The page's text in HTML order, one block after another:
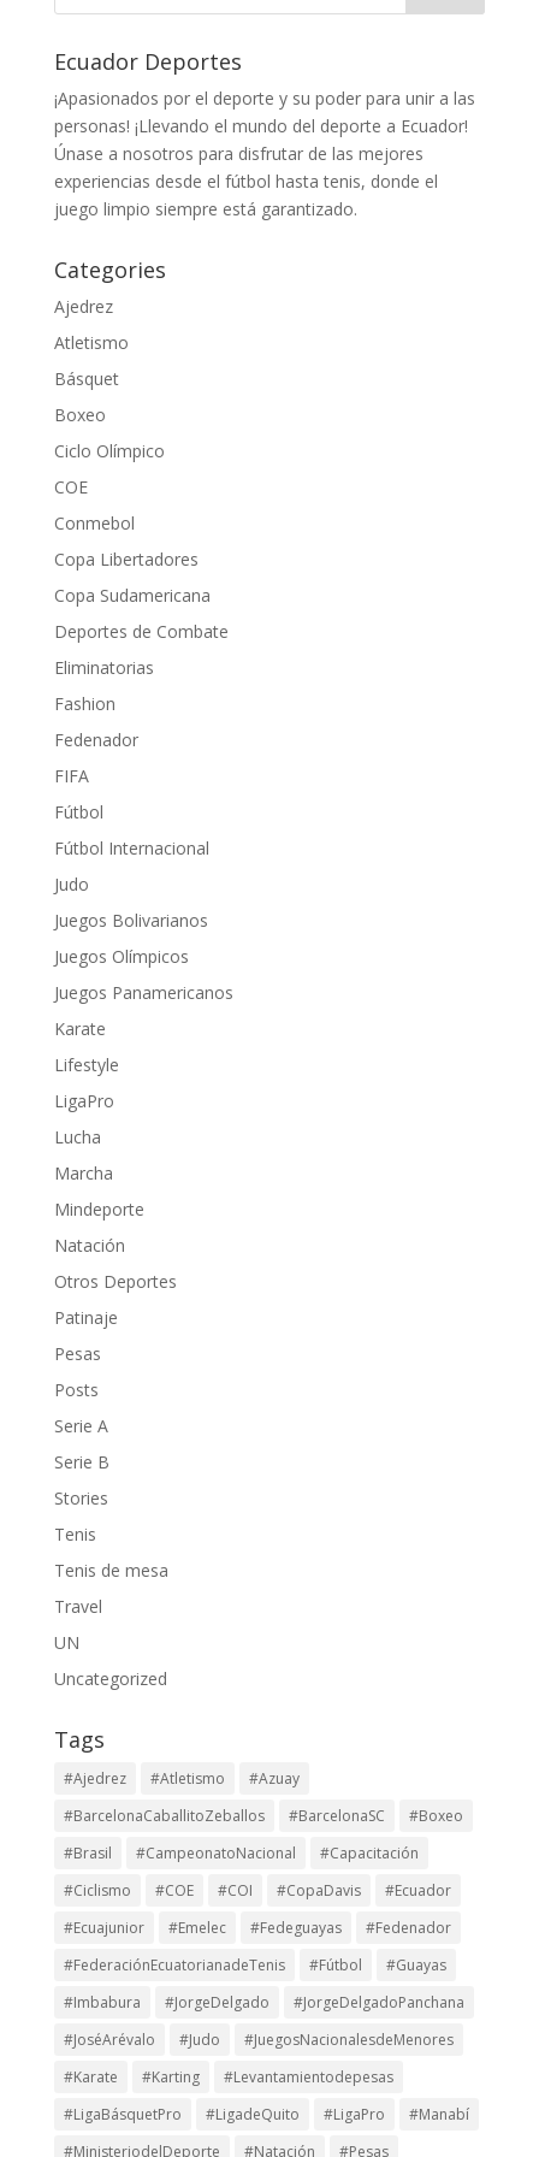
Ecuador Deportes
¡Apasionados por el deporte y su poder para unir a las
personas! ¡Llevando el mundo del deporte a Ecuador!
Únase a nosotros para disfrutar de las mejores
experiencias desde el fútbol hasta tenis, donde el
juego limpio siempre está garantizado.
Categories
Ajedrez
Atletismo
Básquet
Boxeo
Ciclo Olímpico
COE
Conmebol
Copa Libertadores
Copa Sudamericana
Deportes de Combate
Eliminatorias
Fashion
Fedenador
FIFA
Fútbol
Fútbol Internacional
Judo
Juegos Bolivarianos
Juegos Olímpicos
Juegos Panamericanos
Karate
Lifestyle
LigaPro
Lucha
Marcha
Mindeporte
Natación
Otros Deportes
Patinaje
Pesas
Posts
Serie A
Serie B
Stories
Tenis
Tenis de mesa
Travel
UN
Uncategorized
Tags
#Ajedrez #Atletismo
#Azuay
#BarcelonaCaballitoZeballos
#BarcelonaSC
#Boxeo
#Brasil
#CampeonatoNacional
#Capacitación
#Ciclismo
#COE #COI #CopaDavis
#Ecuador
#Ecuajunior
#Emelec #Fedeguayas
#Fedenador
#FederaciónEcuatorianadeTenis
#Fútbol
#Guayas
#Imbabura
#JorgeDelgado
#JorgeDelgadoPanchana
#JoséArévalo
#Judo
#JuegosNacionalesdeMenores
#Karate
#Karting
#Levantamientodepesas
#LigaBásquetPro
#LigadeQuito #LigaPro
#Manabí
#MinisteriodelDeporte
#Natación #Pesas